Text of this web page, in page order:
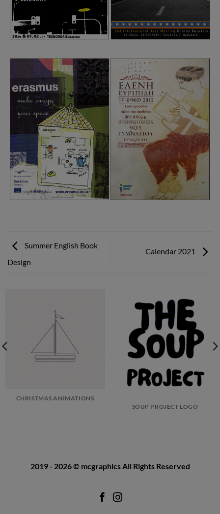
Summer English Book
Design
Calendar 2021
CHRISTMAS ANIMATIONS
SOUP PROJECT LOGO
2019 - 2026© mcgraphics All Rights Reserved